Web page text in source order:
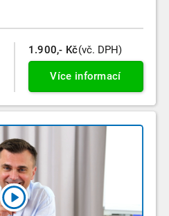
1.900,- Kč(vč. DPH)
Více informací